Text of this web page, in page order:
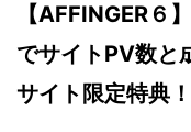
【AFFINGER６
でサイトPV数と
サイト限定特典！